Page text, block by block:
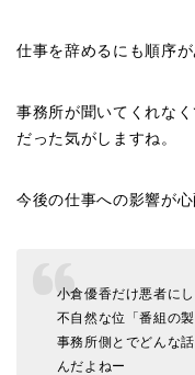
仕事を辞めるにも順序が
事務所が聞いてくれな
だった気がしますね。
今後の仕事への影響が心
小倉優香だけ悪者に
不自然な位「番組の
事務所側とでどんな
んだよねー